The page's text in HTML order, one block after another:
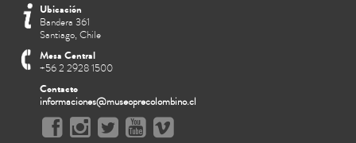
Ubicación
Bandera 361
Santiago, Chile
Mesa Central
+56 2 2928 1500
Contacto
informaciones@museoprecolombino.cl